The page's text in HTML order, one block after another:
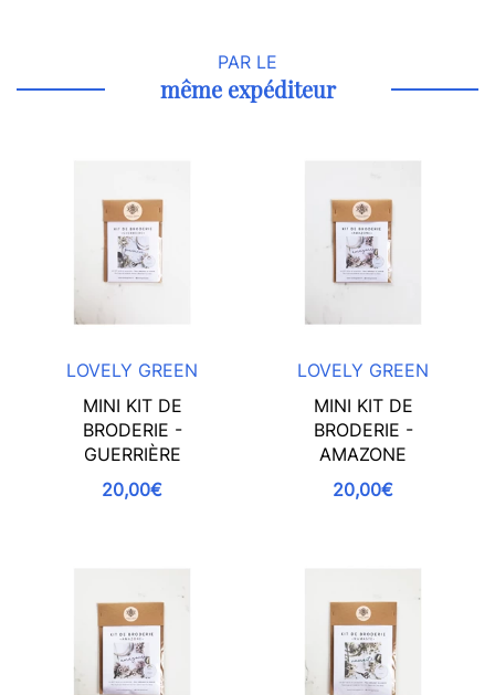
PAR LE
même expéditeur
LOVELY GREEN
MINI KIT DE
BRODERIE -
GUERRIÈRE
20,00€
LOVELY GREEN
MINI KIT DE
BRODERIE -
AMAZONE
20,00€